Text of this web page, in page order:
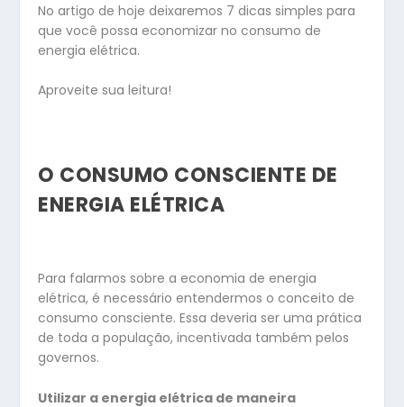
No artigo de hoje deixaremos 7 dicas simples para
que você possa economizar no consumo de
energia elétrica.
Aproveite sua leitura!
O CONSUMO CONSCIENTE DE
ENERGIA ELÉTRICA
Para falarmos sobre a economia de energia
elétrica, é necessário entendermos o conceito de
consumo consciente. Essa deveria ser uma prática
de toda a população, incentivada também pelos
governos.
Utilizar a energia elétrica de maneira